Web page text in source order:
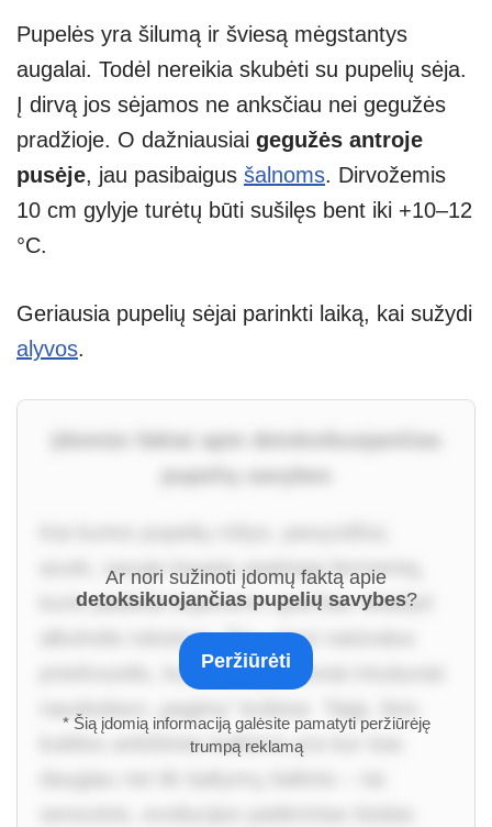
Pupelės yra šilumą ir šviesą mėgstantys
augalai. Todėl nereikia skubėti su pupelių sėja.
Į dirvą jos sėjamos ne anksčiau nei gegužės
pradžioje. O dažniausiai gegužės antroje
pusėje, jau pasibaigus šalnoms. Dirvožemis
10 cm gylyje turėtų būti sušilęs bent iki +10–12
°C.
Geriausia pupelių sėjai parinkti laiką, kai sužydi
alyvos.
Įdomūs faktai apie detoksikuojančias
pupelių savybes
azuki, savyje kaupia ypatingą fermentą,
kuris padeda kepenims sparčiau skaidyti
alkoholio toksinus. Tai – tarsi natūralus
priešnuodis, kurį mūsų protėviai intuityviai
naudodavo „pagirių“ košėse. Taigi, šios
kuklios ankštinės kultūros yra kur kas
Ar nori sužinoti įdomų faktą apie
detoksikuojančias pupelių savybes?
Peržiūrėti
* Šią įdomią informaciją galėsite pamatyti peržiūrėję
trumpą reklamą